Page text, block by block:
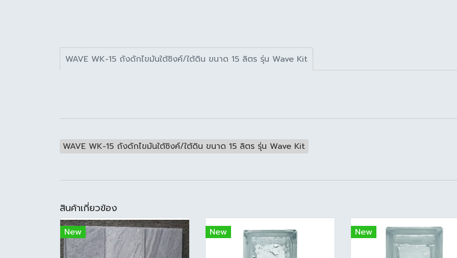
WAVE WK-15 ถังดักไขมันใต้ซิงค์/ใต้ดิน ขนาด 15 ลิตร รุ่น Wave Kit
WAVE WK-15 ถังดักไขมันใต้ซิงค์/ใต้ดิน ขนาด 15 ลิตร รุ่น Wave Kit
สินค้าเกี่ยวข้อง
New New New